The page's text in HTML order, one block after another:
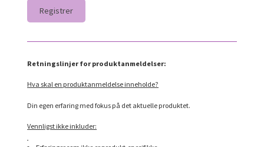
Retningslinjer for produktanmeldelser:
Hva skal en produktanmeldelse inneholde?
Din egen erfaring med fokus på det aktuelle produktet.
Vennligst ikke inkluder: